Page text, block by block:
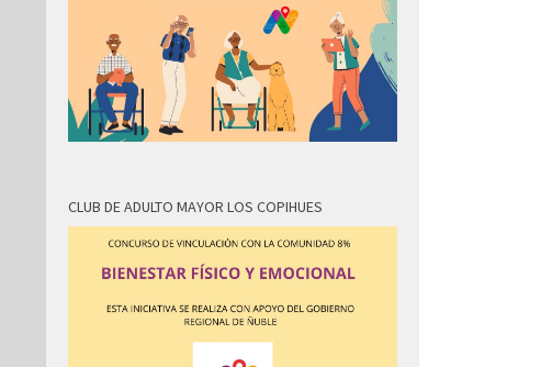
CLUB DE ADULTO MAYOR LOS COPIHUES